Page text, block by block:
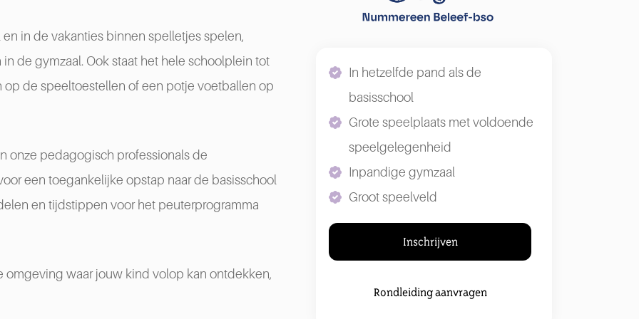
in de vakanties binnen spelletjes spelen,
de gymzaal. Ook staat het hele schoolplein tot
de speeltoestellen of een potje voetballen op
onze pedagogisch professionals de
een toegankelijke opstap naar de basisschool
en tijdstippen voor het peuterprogramma
omgeving waar jouw kind volop kan ontdekken,
In hetzelfde pand als de
basisschool
Grote speelplaats met voldoende
speelgelegenheid
Inpandige gymzaal
Groot speelveld
Inschrijven
Rondleiding aanvragen